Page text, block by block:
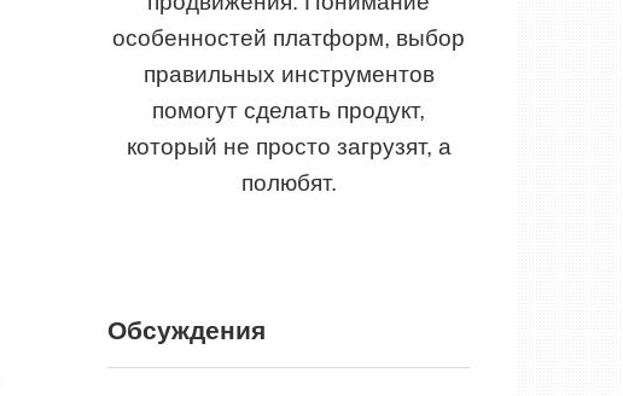
особенностей платформ, выбор
правильных инструментов
помогут сделать продукт,
который не просто загрузят, а
полюбят.
Обсуждения